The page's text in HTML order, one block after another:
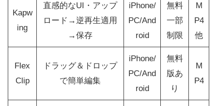
Kapw
ing
直感的なUI・アップ
ロード→逆再生適用
→保存
iPhone/
PC/And
roid
無料
一部
制限
M
P4
他
Flex
Clip
ドラッグ＆ドロップ
で簡単編集
iPhone/
PC/And
roid
無料
版あ
り
M
P4